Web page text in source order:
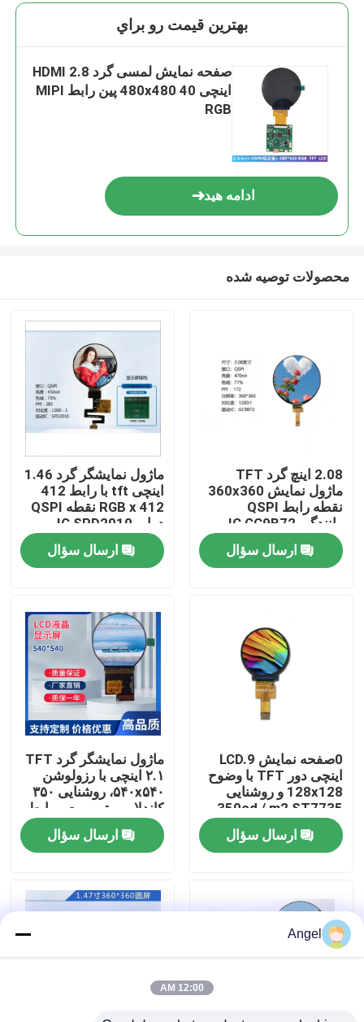
صفحه اصلی
فیلم های
نمایش واقعیت مجازی
درباره ما
تور کارخانه
با ما تماس بگیرید
درخواست نقل قول
بهترين قيمت رو براي
صفحه نمایش لمسی گرد HDMI 2.8
اینچی 480x480 40 پین رابط MIPI
RGB
ادامه هید
محصولات توصیه شده
2.08 اینچ گرد TFT
ماژول نمایش 360x360
نقطه رابط QSPI
رانندگی IC GC9B72
ارسال سؤال
ماژول نمایشگر گرد 1.46
اینچی tft با رابط 412
RGB x 412 نقطه QSPI
درایو IC SPD2010
ارسال سؤال
0صفحه نمایش LCD.9
اینچی دور TFT با وضوح
128x128 و روشنایی
350cd / m2 ST7735
Driver
ارسال سؤال
ماژول نمایشگر گرد TFT
۲.۱ اینچی با رزولوشن
۵۴۰x۵۴۰، روشنایی ۳۵۰
کاندلا بر متر مربع و رابط
MIPI
ارسال سؤال
Angel
12:00 AM